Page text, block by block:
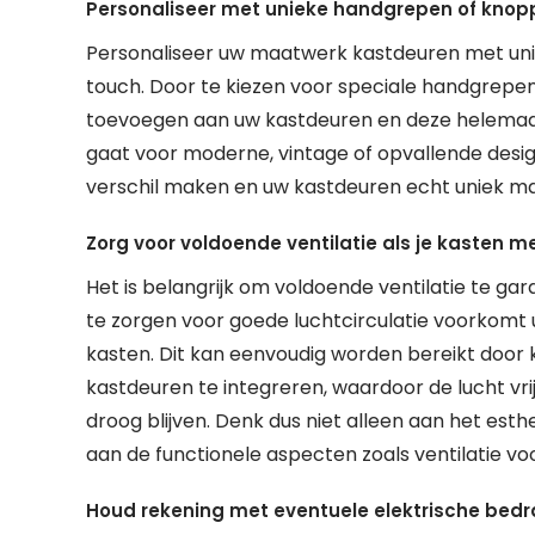
Personaliseer met unieke handgrepen of
Personaliseer uw maatwerk kastdeuren met
touch. Door te kiezen voor speciale
toevoegen aan uw kastdeuren en deze
gaat voor moderne, vintage of opvallende
verschil maken en uw kastdeuren echt uniek
Zorg voor voldoende ventilatie als je kasten
Het is belangrijk om voldoende ventilatie te
te zorgen voor goede luchtcirculatie
kasten. Dit kan eenvoudig worden bereikt
kastdeuren te integreren, waardoor de lucht
droog blijven. Denk dus niet alleen aan het
aan de functionele aspecten zoals ventilatie
Houd rekening met eventuele elektrische